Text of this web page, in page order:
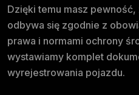
Dzięki temu masz pewność,
odbywa się zgodnie z
prawa i normami ochrony
wystawiamy komplet
wyrejestrowania pojazdu.